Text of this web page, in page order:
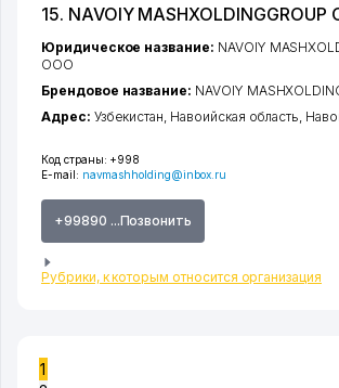
15. NAVOIY
Код страны: +998
E-mail: navmashholding@inbox.ru
+99890 ...Позвонить
Рубрики, к которым относится организация
Юридическое название: NAVOIY
ООО
Брендовое название: NAVOIY
Адрес: Узбекистан, Навоийская область,
1